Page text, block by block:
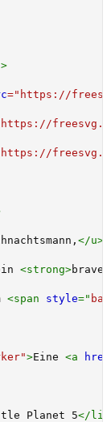
>
=" https://
https://
https://
</u>
<strong>
<span style="
">Eine <a href
Planet 5</ li